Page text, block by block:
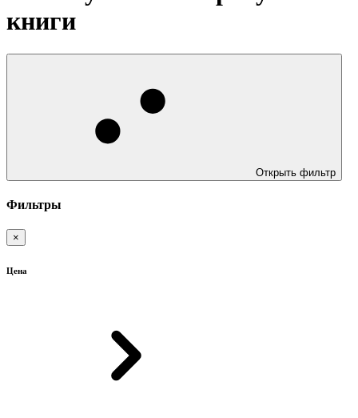
книги
Открыть фильтр
Фильтры
×
Цена